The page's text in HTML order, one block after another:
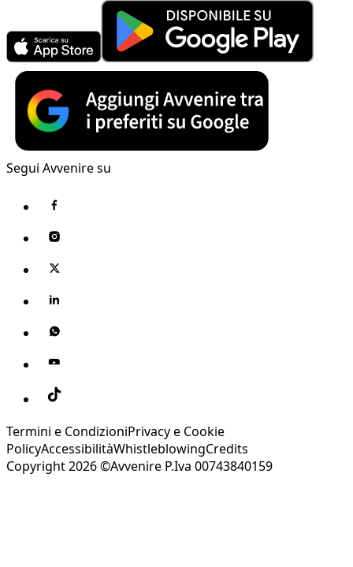
Segui Avvenire su
Termini e CondizioniPrivacy e Cookie
PolicyAccessibilitàWhistleblowingCredits
Copyright 2026 ©Avvenire P.Iva 00743840159